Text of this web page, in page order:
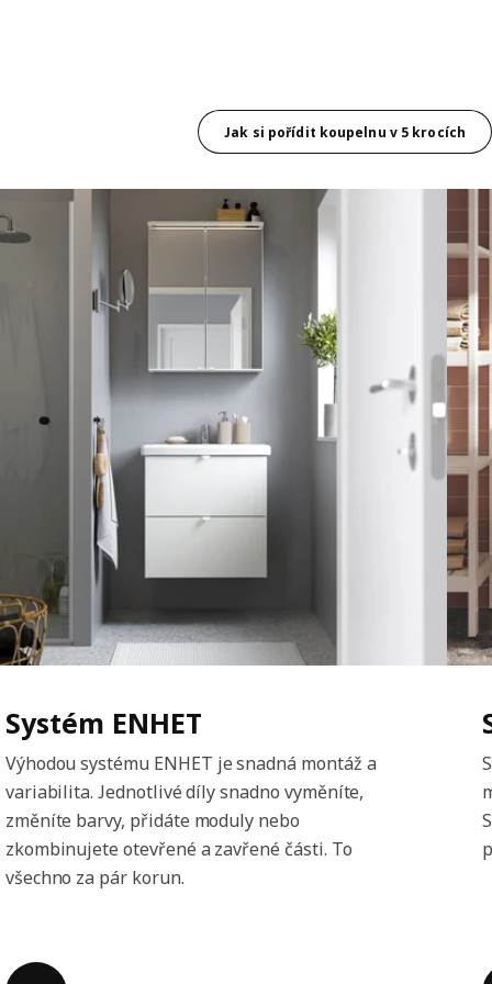
Jak si pořídit koupelnu v 5 krocích
Systém ENHET
Výhodou systému ENHET je snadná montáž a
variabilita. Jednotlivé díly snadno vyměníte,
změníte barvy, přidáte moduly nebo
zkombinujete otevřené a zavřené části. To
všechno za pár korun.